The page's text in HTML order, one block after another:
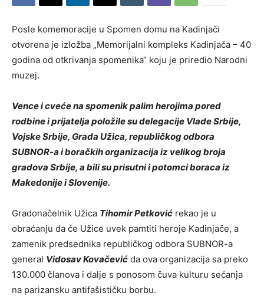
Posle komemoracije u Spomen domu na Kadinjači
otvorena je izložba „Memorijalni kompleks Kadinjača – 40
godina od otkrivanja spomenika“ koju je priredio Narodni
muzej.
Vence i cveće na spomenik palim herojima pored
rodbine i prijatelja položile su delegacije Vlade Srbije,
Vojske Srbije, Grada Užica, republičkog odbora
SUBNOR-a i boračkih organizacija iz velikog broja
gradova Srbije, a bili su prisutni i potomci boraca iz
Makedonije i Slovenije.
Gradonačelnik Užica Tihomir Petković rekao je u
obraćanju da će Užice uvek pamtiti heroje Kadinjače, a
zamenik predsednika republičkog odbora SUBNOR-a
general Vidosav Kovačević da ova organizacija sa preko
130.000 članova i dalje s ponosom čuva kulturu sećanja
na parizansku antifašističku borbu.